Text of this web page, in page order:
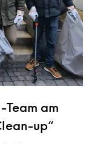
Team am
up“